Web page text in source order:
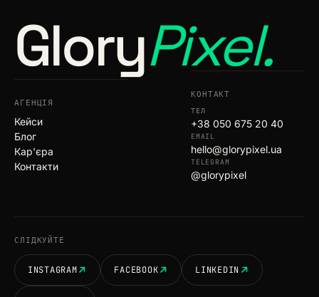
GloryPixel.
АГЕНЦІЯ
Кейси
Блог
Кар'єра
Контакти
КОНТАКТ
ТЕЛ
+38 050 675 20 40
EMAIL
hello@glorypixel.ua
TELEGRAM
@glorypixel
СЛІДКУЙТЕ
INSTAGRAM FACEBOOK LINKEDIN